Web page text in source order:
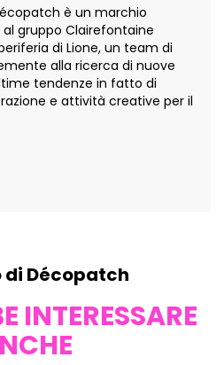
è un marchio
gruppo Clairefontaine
di Lione, un team di
alla ricerca di nuove
tendenze in fatto di
e attività creative per il
di Décopatch
INTERESSARE